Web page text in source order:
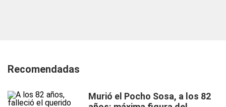
Recomendadas
Murió el Pocho Sosa, a los 82